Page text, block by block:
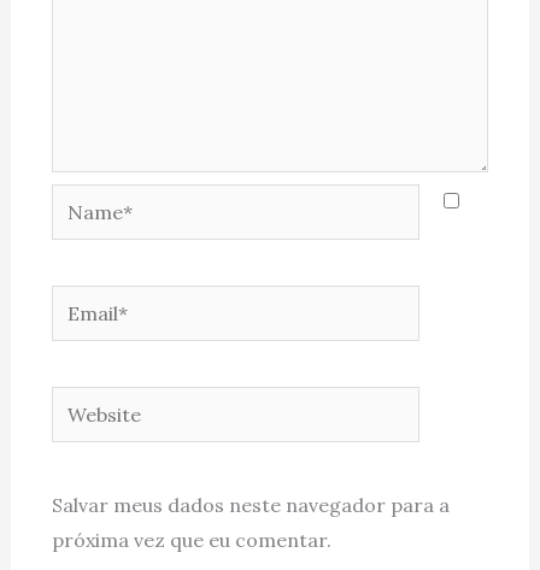
Name*
Email*
Website
Salvar meus dados neste navegador para a
próxima vez que eu comentar.